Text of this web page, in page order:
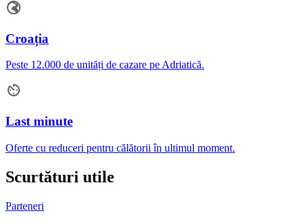
Croația
Peste 12.000 de unități de cazare pe Adriatică.
Last minute
Oferte cu reduceri pentru călătorii în ultimul moment.
Scurtături utile
Parteneri